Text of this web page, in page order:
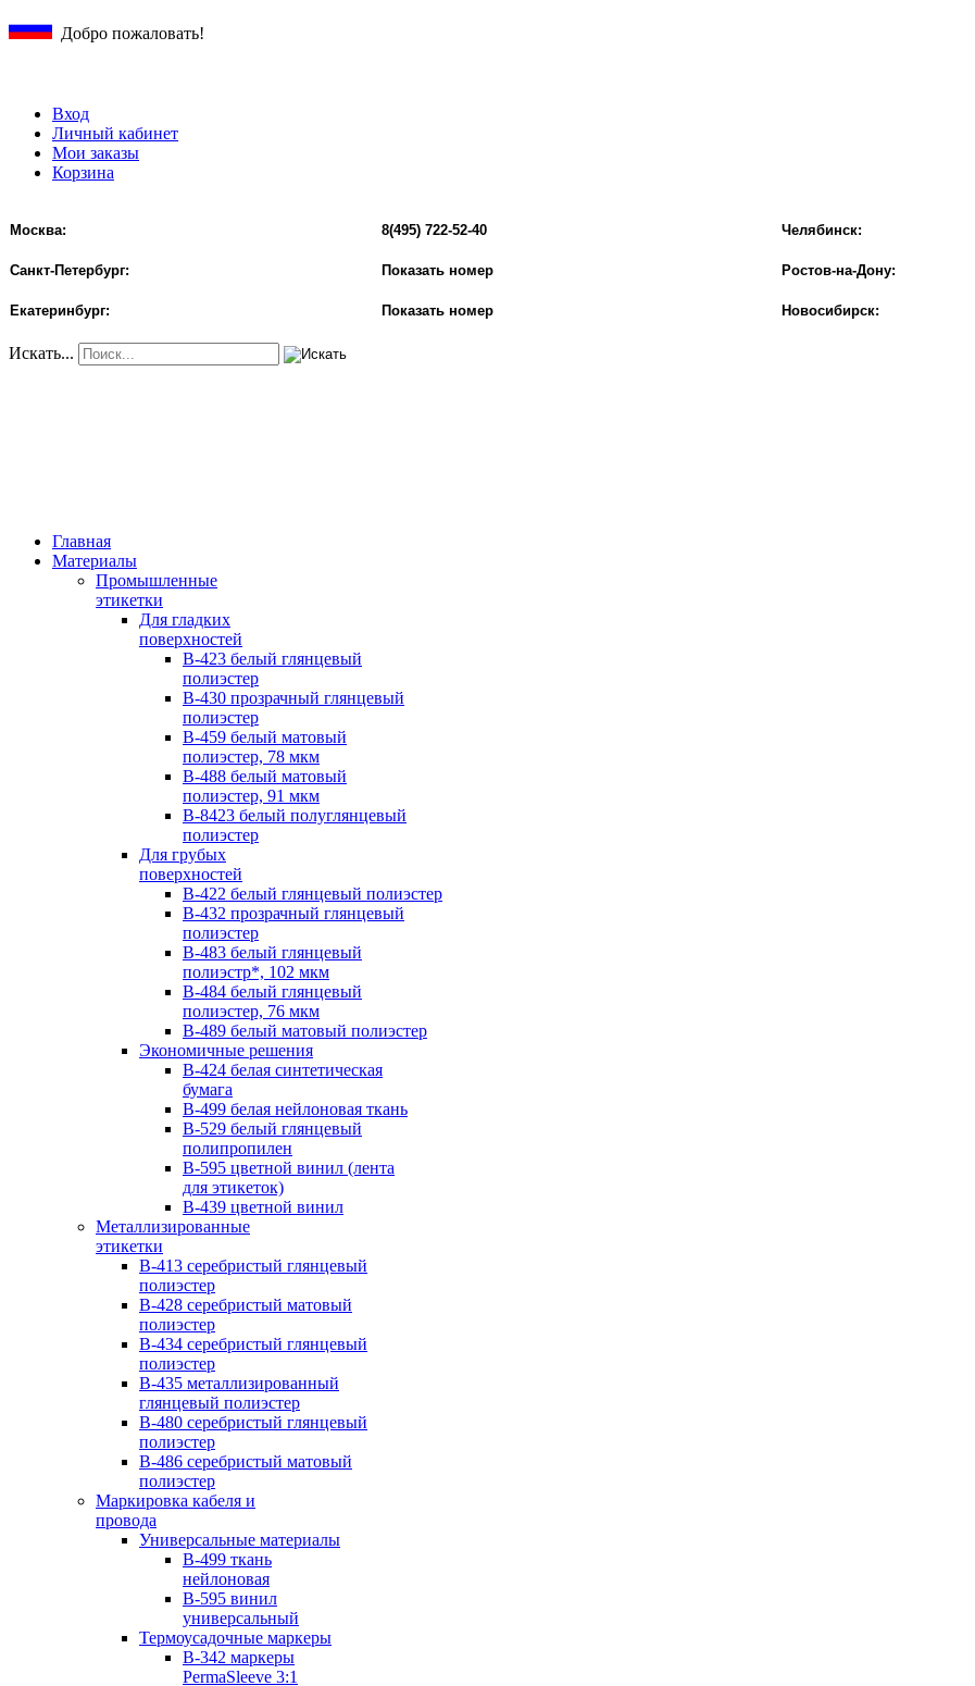
Добро пожаловать!
Вход
Личный кабинет
Мои заказы
Корзина
Москва:
Санкт-Петербург:
Екатеринбург:
8(495) 722-52-40
Показать номер
Показать номер
Челябинск:
Ростов-на-Дону:
Новосибирск:
Искать...
Главная
Материалы
Промышленные
этикетки
Для гладких
поверхностей
B-423 белый глянцевый
полиэстер
B-430 прозрачный глянцевый
полиэстер
B-459 белый матовый
полиэстер, 78 мкм
B-488 белый матовый
полиэстер, 91 мкм
B-8423 белый полуглянцевый
полиэстер
Для грубых
поверхностей
B-422 белый глянцевый полиэстер
B-432 прозрачный глянцевый
полиэстер
B-483 белый глянцевый
полиэстр*, 102 мкм
B-484 белый глянцевый
полиэстер, 76 мкм
B-489 белый матовый полиэстер
Экономичные решения
B-424 белая синтетическая
бумага
B-499 белая нейлоновая ткань
B-529 белый глянцевый
полипропилен
B-595 цветной винил (лента
для этикеток)
B-439 цветной винил
Металлизированные
этикетки
B-413 серебристый глянцевый
полиэстер
B-428 серебристый матовый
полиэстер
B-434 серебристый глянцевый
полиэстер
B-435 металлизированный
глянцевый полиэстер
B-480 серебристый глянцевый
полиэстер
B-486 серебристый матовый
полиэстер
Маркировка кабеля и
провода
Универсальные материалы
B-499 ткань
нейлоновая
B-595 винил
универсальный
Термоусадочные маркеры
B-342 маркеры
PermaSleeve 3:1